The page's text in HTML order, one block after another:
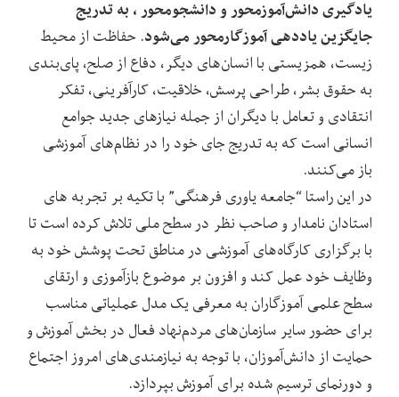
یادگیری دانش‌آموزمحور و دانشجومحور ، به تدریج
جایگزین یاددهی آموزگارمحور می‌شود. حفاظت از محیط
زیست، همزیستی با انسان‌های دیگر، دفاع از صلح، پای‌بندی
به حقوق بشر، طراحی پرسش، خلاقیت، کارآفرینی، تفکر
انتقادی و تعامل با دیگران از جمله نیازهای جدید جوامع
انسانی است که به تدریج جای خود را در نظام‌های آموزشی
باز می‌کنند.
در این راستا “جامعه یاوری فرهنگی” با تکیه بر تجربه های
استادان نامدار و صاحب نظر در سطح ملی تلاش کرده است تا
با برگزاری کارگاه‌های آموزشی در مناطق تحت پوشش خود به
وظایف خود عمل کند و افزون بر موضوع بازآموزی و ارتقای
سطح علمی آموزگاران به معرفی یک مدل عملیاتی مناسب
برای حضور سایر سازمان‌های مردم‌نهاد فعال در بخش آموزش و
حمایت از دانش‌آموزان، با توجه به نیازمندی‌های امروز اجتماع
و دورنمای ترسیم شده برای آموزش بپردازد.